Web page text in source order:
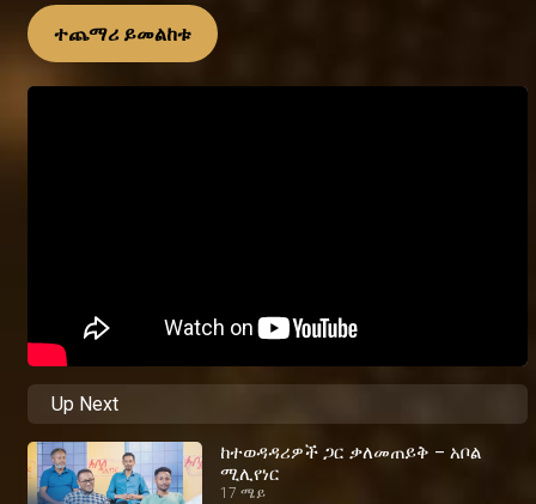
ተጨማሪ ይመልከቱ
Up Next
ከተወዳዳሪዎች ጋር ቃለመጠይቅ – አቦል
ሚሊየነር
17 ሜይ